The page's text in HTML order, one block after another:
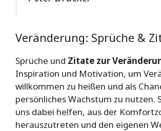
Veränderung: Sprüche &
Sprüche und Zitate zur
Inspiration und Motivation, um
willkommen zu heißen und als
persönliches Wachstum zu nutzen.
uns dabei helfen, aus der
herauszutreten und den eigenen